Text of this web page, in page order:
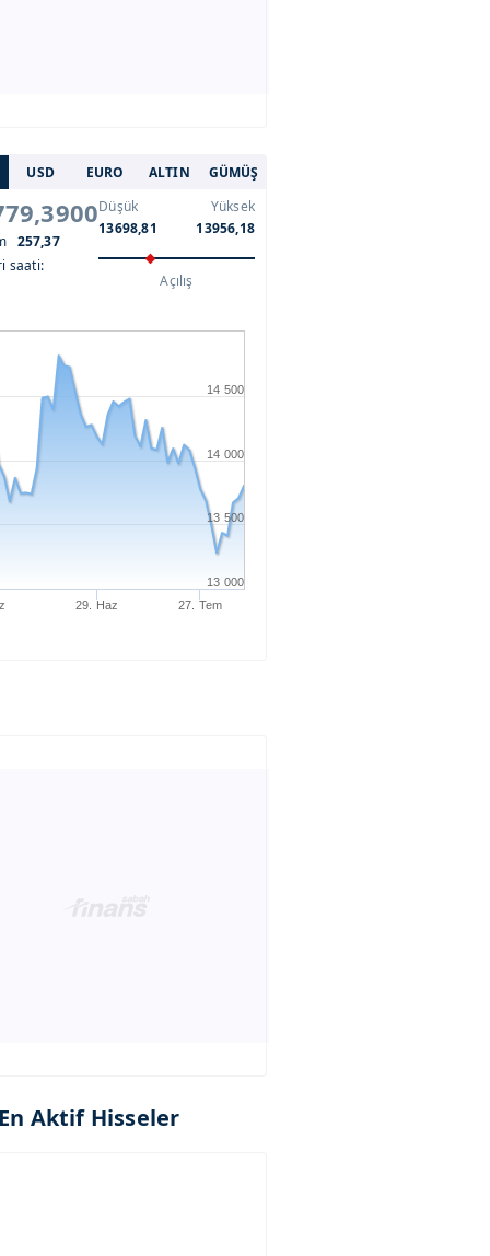
USD EURO ALTIN GÜMÜŞ
257,37
saati:
Düşük
13698,81
Yüksek
13956,18
Açılış
29. Haz 27. Tem
13 000
13 500
14 000
14 500
Aktif Hisseler